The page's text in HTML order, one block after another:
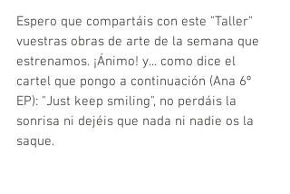
Espero que compartáis con este "Taller"
vuestras obras de arte de la semana que
estrenamos. ¡Ánimo! y... como dice el
cartel que pongo a continuación (Ana 6º
EP): "Just keep smiling", no perdáis la
sonrisa ni dejéis que nada ni nadie os la
saque.